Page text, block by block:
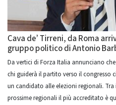
Cava de’ Tirreni, da Roma
gruppo politico di Antonio
Da vertici di Forza Italia annunciano
chi guiderà il partito verso il congresso
un candidato alle elezioni regionali.
prossime regionali il più accreditato è